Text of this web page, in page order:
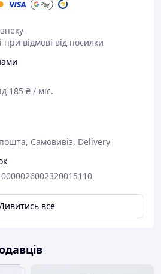
відмові від посилки
185 ₴ / міс.
Самовивіз, Delivery
все